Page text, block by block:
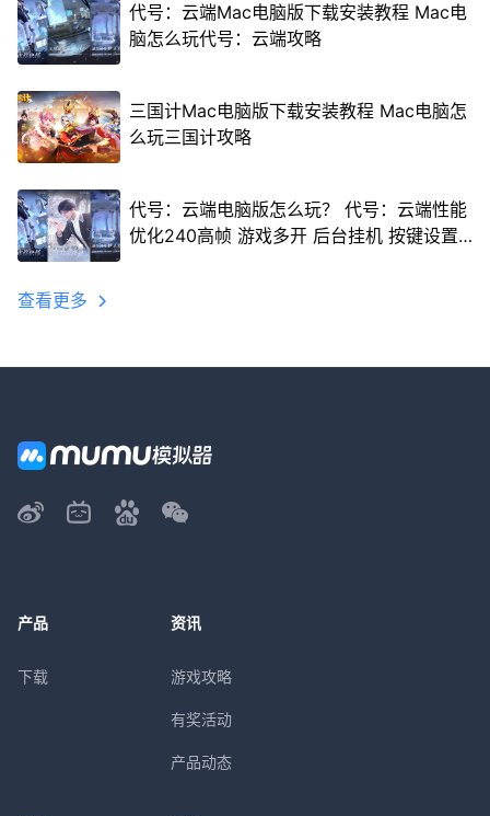
代号：云端Mac电脑版下载安装教程 Mac电
脑怎么玩代号：云端攻略
三国计Mac电脑版下载安装教程 Mac电脑怎
么玩三国计攻略
代号：云端电脑版怎么玩？ 代号：云端性能
优化240高帧 游戏多开 后台挂机 按键设置
查看更多
产品
下载
资讯
游戏攻略
有奖活动
产品动态